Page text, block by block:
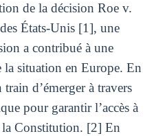
de la décision Roe v.
États-Unis [1], une
a contribué à une
situation en Europe. En
d’émerger à travers
pour garantir l’accès à
la Constitution. [2] En